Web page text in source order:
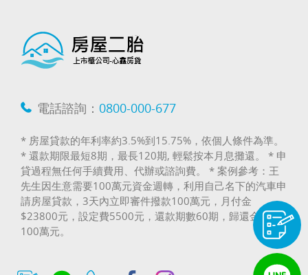
電話諮詢： 0800-000-677
* 房屋貸款的年利率約3.5%到15.75%，依個人條件為準。
* 還款期限最短8期，最長120期, 輕鬆按本月息攤還。 * 申
貸過程無任何手續費用、代辦或諮詢費。 * 案例參考：王
先生因生意需要100萬元資金週轉，利用自己名下的汽車申
請房屋貸款，3天內立即審件撥款100萬元，月付金
$23800元，設定費5500元，還款期數60期，歸還金額
100萬元。